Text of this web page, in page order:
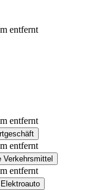
entfernt
entfernt
entfernt
Verkehrsmittel
entfernt